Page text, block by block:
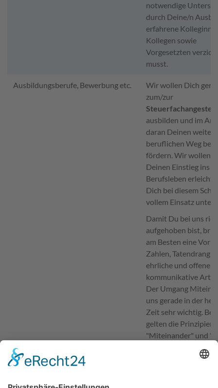
notwendige
durch Deine/n
erfahrene
Kollegen sowie
Vorgesetzten
musst.
Ausbildungsberufe, Bewerbung etc.
Wir wollen Dich
zum/zur
ausbilden und im
daran Deinen
beruflichen Weg bei
fördern. Wir wollen
Deinen Einstieg ins
Berufsleben
Dich bei diesem
vollem Einsatz
Damit Du bei uns
aufgehoben bist,
am Besten eine
Zahlen, Tatendrang
ehrliche und offene
kommunikative Art
Der Umgang
uns gerade in der
Zeit sehr wichtig. Bei
gelten die Prinzipien
"Miteinander" und
Aber auch Deine